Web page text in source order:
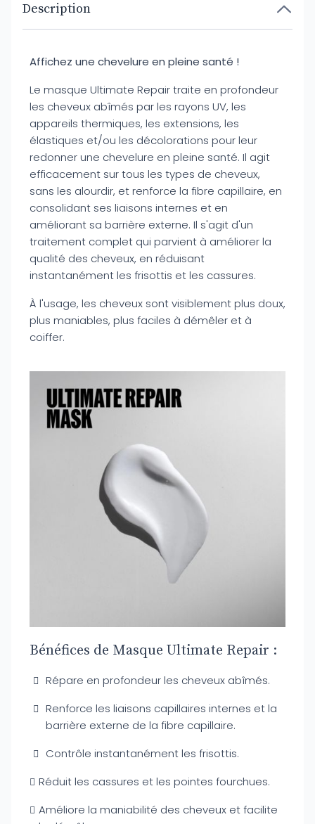
Description
Affichez une chevelure en pleine santé !
Le masque Ultimate Repair traite en profondeur
les cheveux abîmés par les rayons UV, les
appareils thermiques, les extensions, les
élastiques et/ou les décolorations pour leur
redonner une chevelure en pleine santé. Il agit
efficacement sur tous les types de cheveux,
sans les alourdir, et renforce la fibre capillaire, en
consolidant ses liaisons internes et en
améliorant sa barrière externe. Il s'agit d'un
traitement complet qui parvient à améliorer la
qualité des cheveux, en réduisant
instantanément les frisottis et les cassures.
À l'usage, les cheveux sont visiblement plus doux,
plus maniables, plus faciles à démêler et à
coiffer.
Bénéfices de Masque Ultimate Repair :
Répare en profondeur les cheveux abîmés.
Renforce les liaisons capillaires internes et la
barrière externe de la fibre capillaire.
Contrôle instantanément les frisottis.
Réduit les cassures et les pointes fourchues.
Améliore la maniabilité des cheveux et facilite